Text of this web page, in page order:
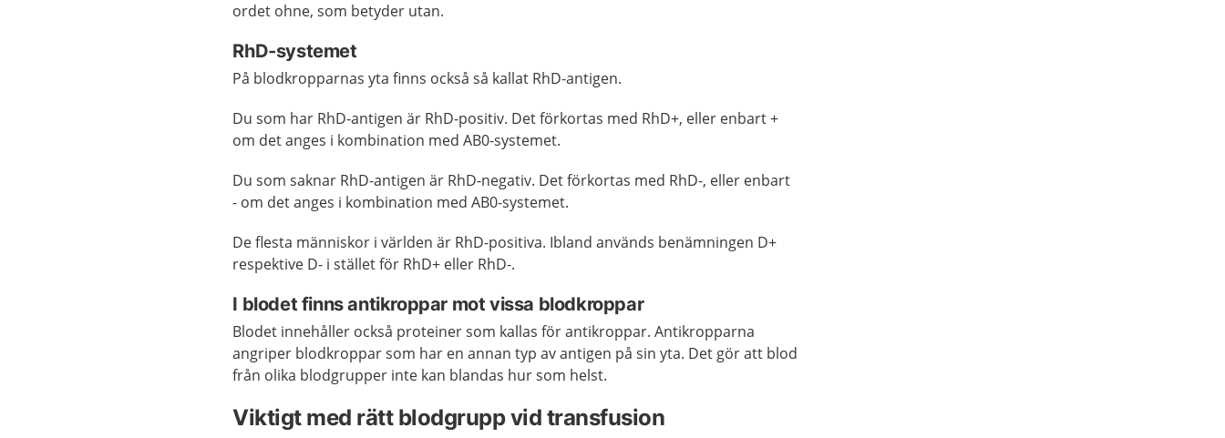
ordet ohne, som betyder utan.
RhD-systemet
På blodkropparnas yta finns också så kallat RhD-antigen.
Du som har RhD-antigen är RhD-positiv. Det förkortas med RhD+, eller enbart +
om det anges i kombination med AB0-systemet.
Du som saknar RhD-antigen är RhD-negativ. Det förkortas med RhD-, eller enbart
- om det anges i kombination med AB0-systemet.
De flesta människor i världen är RhD-positiva. Ibland används benämningen D+
respektive D- i stället för RhD+ eller RhD-.
I blodet finns antikroppar mot vissa blodkroppar
Blodet innehåller också proteiner som kallas för antikroppar. Antikropparna
angriper blodkroppar som har en annan typ av antigen på sin yta. Det gör att blod
från olika blodgrupper inte kan blandas hur som helst.
Viktigt med rätt blodgrupp vid transfusion